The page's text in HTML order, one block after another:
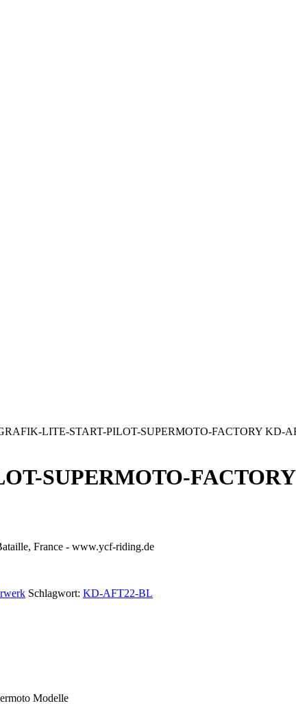
LITE-START-PILOT-SUPERMOTO-FACTORY KD-
SUPERMOTO-
France - www.ycf-riding.de
Schlagwort: KD-AFT22-BL
Modelle